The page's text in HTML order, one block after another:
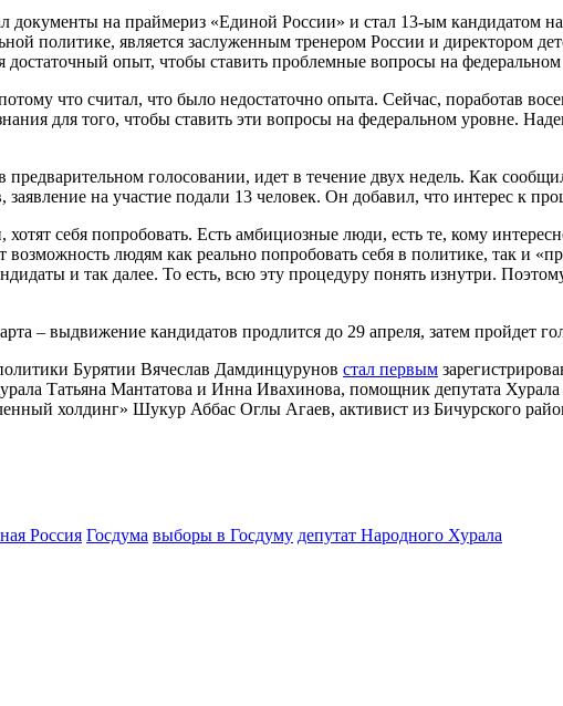
на праймериз «Единой России» и стал 13-ым кандидатом
политике, является заслуженным тренером России и директором
достаточный опыт, чтобы ставить проблемные вопросы на
что считал, что было недостаточно опыта. Сейчас, поработав
для того, чтобы ставить эти вопросы на федеральном уровне.
голосовании, идет в течение двух недель. Как
на участие подали 13 человек. Он добавил, что интерес к
себя попробовать. Есть амбициозные люди, есть те, кому
людям как реально попробовать себя в политике, так и
и так далее. То есть, всю эту процедуру понять изнутри.
– выдвижение кандидатов продлится до 29 апреля, затем пройдет
Бурятии Вячеслав Дамдинцурунов стал первым
Татьяна Мантатова и Инна Ивахинова, помощник депутата
холдинг» Шукур Аббас Оглы Агаев, активист из Бичурского
Россия Госдума выборы в Госдуму депутат Народного Хурала